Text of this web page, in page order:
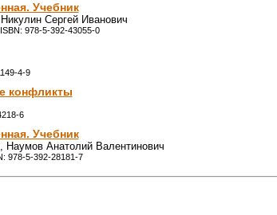
Учебник
Сергей Иванович
978-5-392-43055-0
4-9
конфликты
6
Учебник
Анатолий Валентинович
978-5-392-28181-7